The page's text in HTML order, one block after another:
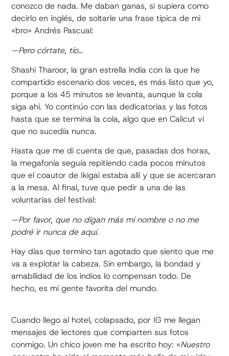
conozco de nada. Me daban ganas, si supiera como
decirlo en inglés, de soltarle una frase típica de mi
«bro» Andrés Pascual:
—Pero córtate, tío…
Shashi Tharoor, la gran estrella india con la que he
compartido escenario dos veces, es más listo que yo,
porque a los 45 minutos se levanta, aunque la cola
siga ahí. Yo continúo con las dedicatorias y las fotos
hasta que se termina la cola, algo que en Calicut vi
que no sucedía nunca.
Hasta que me di cuenta de que, pasadas dos horas,
la megafonía seguía repitiendo cada pocos minutos
que el coautor de Ikigai estaba allí y que se acercaran
a la mesa. Al final, tuve que pedir a una de las
voluntarias del festival:
—Por favor, que no digan más mi nombre o no me
podré ir nunca de aquí.
Hay días que termino tan agotado que siento que me
va a explotar la cabeza. Sin embargo, la bondad y
amabilidad de los indios lo compensan todo. De
hecho, es mi gente favorita del mundo.
Cuando llego al hotel, colapsado, por IG me llegan
mensajes de lectores que comparten sus fotos
conmigo. Un chico joven me ha escrito hoy: «Nuestro